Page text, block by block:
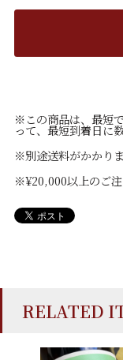
※この商品は、最短
って、最短到着日に
※別途送料がかかりま
※¥20,000以上のご注
RELATED